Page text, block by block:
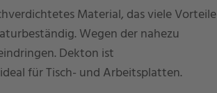
Material, das viele Vorteile
Wegen der nahezu
Dekton ist
für Tisch- und Arbeitsplatten.